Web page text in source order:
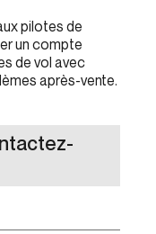
pilotes de
un compte
de vol avec
après-vente.